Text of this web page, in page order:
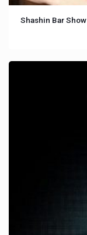
Shashin Bar Show